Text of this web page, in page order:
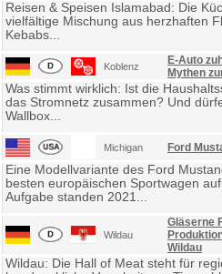
Reisen & Speisen Islamabad: Die
vielfältige Mischung aus herzhaften
Kebabs...
Koblenz
E-Auto
Mythen
Was stimmt wirklich: Ist die
das Stromnetz zusammen? Und
Wallbox...
Michigan Ford
Eine Modellvariante des Ford
besten europäischen Sportwagen
Aufgabe standen 2021...
Wildau
Gläserne
Wildau
Wildau: Die Hall of Meat steht für